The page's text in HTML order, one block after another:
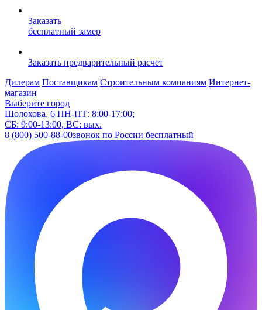
Заказать
бесплатный замер
Заказать предварительный расчет
Дилерам Поставщикам Строительным компаниям Интернет-
магазин
Выберите город
Шолохова, 6 ПН-ПТ: 8:00-17:00;
СБ: 9:00-13:00, ВС: вых.
8 (800) 500-88-00звонок по России бесплатный